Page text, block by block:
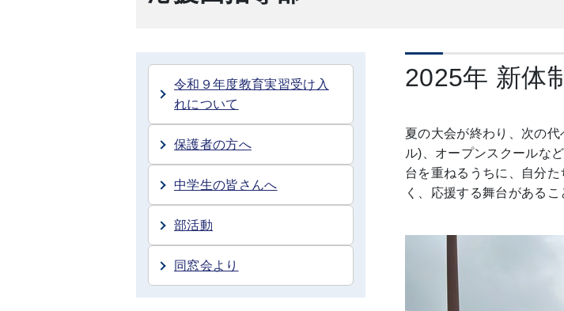
2025年 新体
夏の大会が終わり、次の
ル)、オープンスクールな
台を重ねるうちに、自分
く、応援する舞台がある
令和９年度教育実習受け入
れについて
保護者の方へ
中学生の皆さんへ
部活動
同窓会より